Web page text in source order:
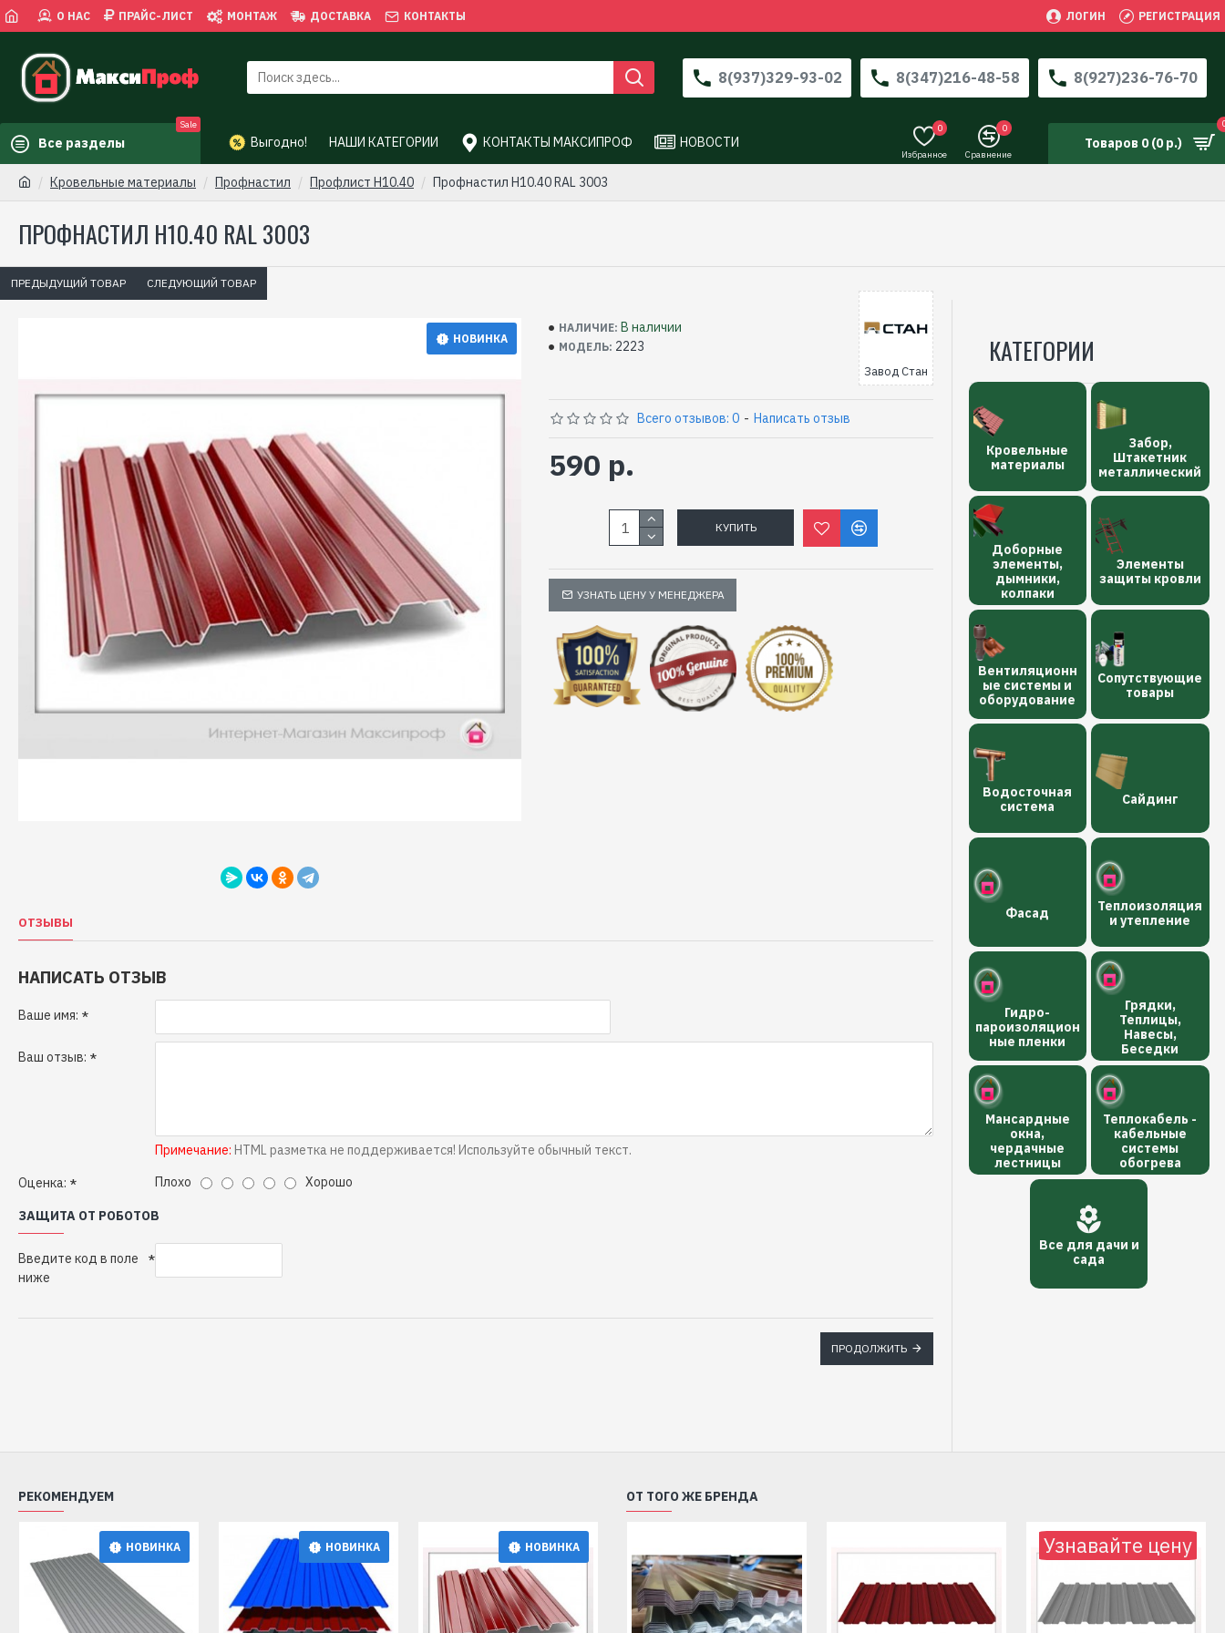
О НАС ПРАЙС-ЛИСТ МОНТАЖ ДОСТАВКА КОНТАКТЫ ЛОГИН РЕГИСТРАЦИЯ
8(937)329-93-02 8(347)216-48-58 8(927)236-76-70
Все разделы
Sale
Выгодно! НАШИ КАТЕГОРИИ КОНТАКТЫ МАКСИПРОФ НОВОСТИ
Избранное
0
Сравнение
0
Товаров 0 (0 р.)
Кровельные материалы Профнастил Профлист Н10.40 Профнастил Н10.40 RAL 3003
ПРОФНАСТИЛ Н10.40 RAL 3003
ПРЕДЫДУЩИЙ ТОВАР СЛЕДУЮЩИЙ ТОВАР
НОВИНКА
НАЛИЧИЕ: В наличии
МОДЕЛЬ: 2223
Завод Стан
Всего отзывов: 0 - Написать отзыв
590 р.
КУПИТЬ
УЗНАТЬ ЦЕНУ У МЕНЕДЖЕРА
ОТЗЫВЫ
НАПИСАТЬ ОТЗЫВ
Ваше имя:
Ваш отзыв:
Примечание: HTML разметка не поддерживается! Используйте обычный текст.
Оценка:
Плохо Хорошо
ЗАЩИТА ОТ РОБОТОВ
Введите код в поле
ниже
ПРОДОЛЖИТЬ
КАТЕГОРИИ
Кровельные
материалы
Забор,
Штакетник
металлический
Доборные
элементы,
дымники,
колпаки
Элементы
защиты кровли
Вентиляционн
ые системы и
оборудование
Сопутствующие
товары
Водосточная
сиcтема
Сайдинг
Фасад
Теплоизоляция
и утепление
Гидро-
пароизоляцион
ные пленки
Грядки,
Теплицы,
Навесы,
Беседки
Мансардные
окна,
чердачные
лестницы
Теплокабель -
кабельные
системы
обогрева
Все для дачи и
сада
РЕКОМЕНДУЕМ
НОВИНКА НОВИНКА НОВИНКА
ОТ ТОГО ЖЕ БРЕНДА
Узнавайте цену Узнавайте цену